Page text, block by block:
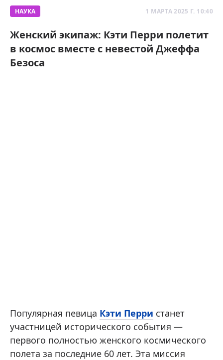
НАУКА 1 МАРТА 2025 Г. 10:40
Женский экипаж: Кэти Перри полетит
в космос вместе с невестой Джеффа
Безоса
Популярная певица Кэти Перри станет
участницей исторического события —
первого полностью женского космического
полета за последние 60 лет. Эта миссия